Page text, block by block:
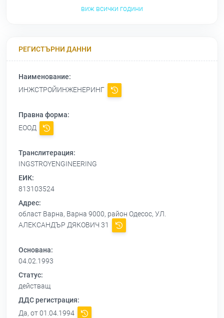
виж всички години
РЕГИСТЪРНИ ДАННИ
Наименование:
ИНЖСТРОЙИНЖЕНЕРИНГ
Правна форма:
ЕООД
Транслитерация:
INGSTROYENGINEERING
ЕИК:
813103524
Адрес:
област Варна, Варна 9000, район Одесос, УЛ.
АЛЕКСАНДЪР ДЯКОВИЧ 31
Основана:
04.02.1993
Статус:
действащ
ДДС регистрация:
Да, от 01.04.1994